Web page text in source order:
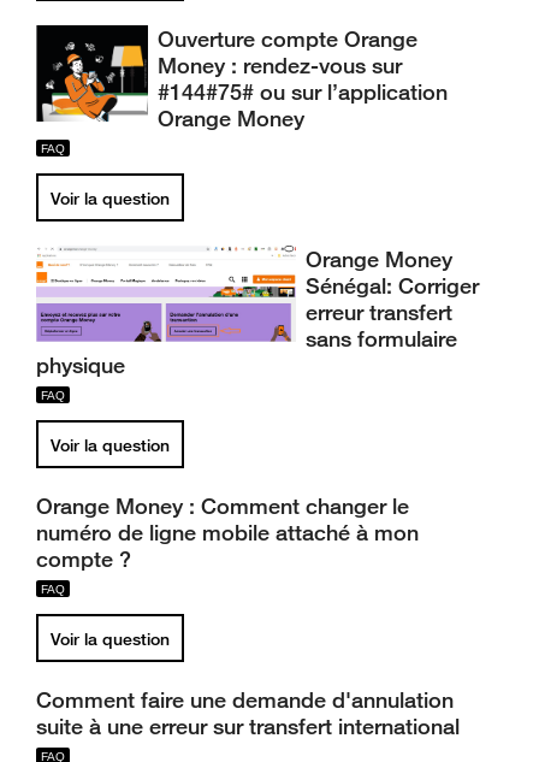
Ouverture compte Orange
Money : rendez-vous sur
#144#75# ou sur l’application
Orange Money
Voir la question
Orange Money
Sénégal: Corriger
erreur transfert
sans formulaire
physique
Voir la question
Orange Money : Comment changer le
numéro de ligne mobile attaché à mon
compte ?
Voir la question
Comment faire une demande d'annulation
suite à une erreur sur transfert international